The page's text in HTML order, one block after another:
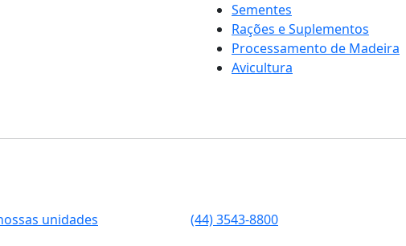
Sementes
Rações e Suplementos
Processamento de Madeira
Avicultura
unidades (44) 3543-8800